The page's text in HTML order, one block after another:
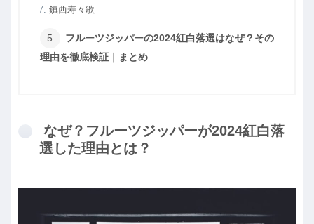
鎮西寿々歌
フルーツジッパーの2024紅白落選はなぜ？その
理由を徹底検証｜まとめ
なぜ？フルーツジッパーが2024紅白落
選した理由とは？